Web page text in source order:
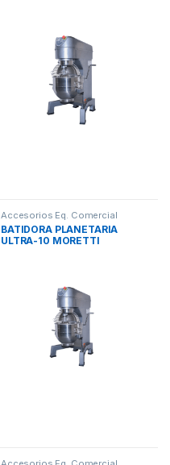
Accesorios Eq. Comercial
BATIDORA PLANETARIA
ULTRA-10 MORETTI